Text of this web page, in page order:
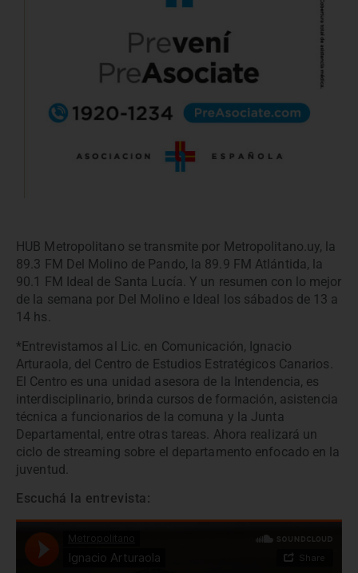
HUB Metropolitano se transmite por Metropolitano.uy, la
89.3 FM Del Molino de Pando, la 89.9 FM Atlántida, la
90.1 FM Ideal de Santa Lucía. Y un resumen con lo mejor
de la semana por Del Molino e Ideal los sábados de 13 a
14 hs.
*Entrevistamos al Lic. en Comunicación, Ignacio
Arturaola, del Centro de Estudios Estratégicos Canarios.
El Centro es una unidad asesora de la Intendencia, es
interdisciplinario, brinda cursos de formación, asistencia
técnica a funcionarios de la comuna y la Junta
Departamental, entre otras tareas. Ahora realizará un
ciclo de streaming sobre el departamento enfocado en la
juventud.
Escuchá la entrevista: